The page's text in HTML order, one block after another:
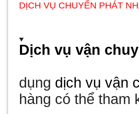
DỊCH VỤ CHUYỂN PHÁT
Dịch vụ vận
dụng dịch vụ vận
hàng có thể tham